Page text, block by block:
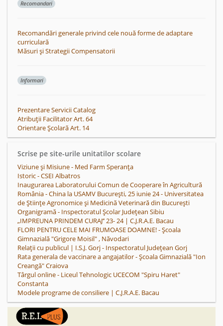
Recomandari
Recomandări generale privind cele nouă forme de adaptare
curriculară
Măsuri și Strategii Compensatorii
Informari
Prezentare Servicii Catalog
Atribuții Facilitator Art. 64
Orientare Școlară Art. 14
Scrise pe site-urile unitatilor scolare
Viziune și Misiune - Med Farm Speranța
Istoric - CSEI Albatros
Inaugurarea Laboratorului Comun de Cooperare în Agricultură
România - China la USAMV București, 25 iunie 24 - Universitatea
de Științe Agronomice și Medicină Veterinară din București
Organigramă - Inspectoratul Școlar Județean Sibiu
„IMPREUNA PRINDEM CURAJ’’ 23- 24 | C.J.R.A.E. Bacau
FLORI PENTRU CELE MAI FRUMOASE DOAMNE! - Școala
Gimnazială "Grigore Moisil" , Năvodari
Relații cu publicul | I.S.J. Gorj - Inspectoratul Județean Gorj
Rata generala de vaccinare a angajatilor - Școala Gimnazială "Ion
Creangă" Craiova
Târgul online - Liceul Tehnologic UCECOM "Spiru Haret"
Constanta
Modele programe de consiliere | C.J.R.A.E. Bacau